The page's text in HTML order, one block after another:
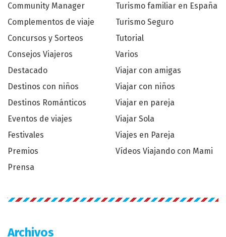
Community Manager
Complementos de viaje
Concursos y Sorteos
Consejos Viajeros
Destacado
Destinos con niños
Destinos Románticos
Eventos de viajes
Festivales
Premios
Prensa
Turismo familiar en España
Turismo Seguro
Tutorial
Varios
Viajar con amigas
Viajar con niños
Viajar en pareja
Viajar Sola
Viajes en Pareja
Vídeos Viajando con Mami
Archivos